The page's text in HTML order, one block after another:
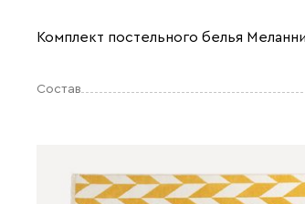
Комплект постельного белья
Состав